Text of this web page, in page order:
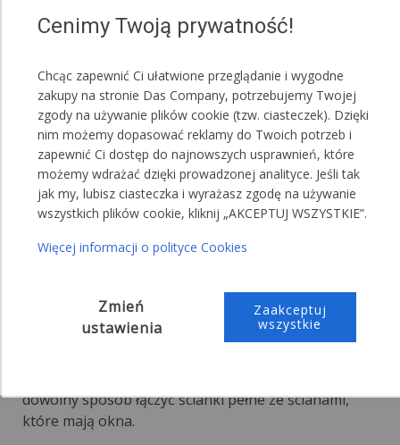
,,Proszę o przesłanie 10 maskownic koloru
,,Proszę o przesłanie 6 maskownic koloru
zielonego, 4 maskownice koloru czerwonego
(narożne maskownice będą czerwone)"
Dowolna aranżacja
dowolny sposób łączyć ścianki pełne ze ścianami,
które mają okna.
Cenimy Twoją prywatność!
Chcąc zapewnić Ci ułatwione przeglądanie i wygodne
zakupy na stronie Das Company, potrzebujemy Twojej
zgody na używanie plików cookie (tzw. ciasteczek). Dzięki
nim możemy dopasować reklamy do Twoich potrzeb i
zapewnić Ci dostęp do najnowszych usprawnień, które
możemy wdrażać dzięki prowadzonej analityce. Jeśli tak
jak my, lubisz ciasteczka i wyrażasz zgodę na używanie
wszystkich plików cookie, kliknij „AKCEPTUJ WSZYSTKIE”.
Więcej informacji o polityce Cookies
Zmień
ustawienia
Zaakceptuj
wszystkie